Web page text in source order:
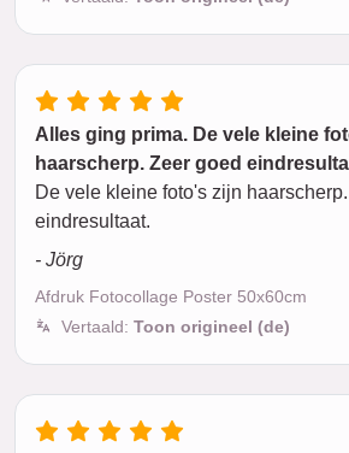
Alles ging prima. De vele kleine
haarscherp. Zeer goed
De vele kleine foto's zijn
eindresultaat.
- Jörg
Afdruk Fotocollage Poster 50x60cm
Vertaald: Toon origineel (de)